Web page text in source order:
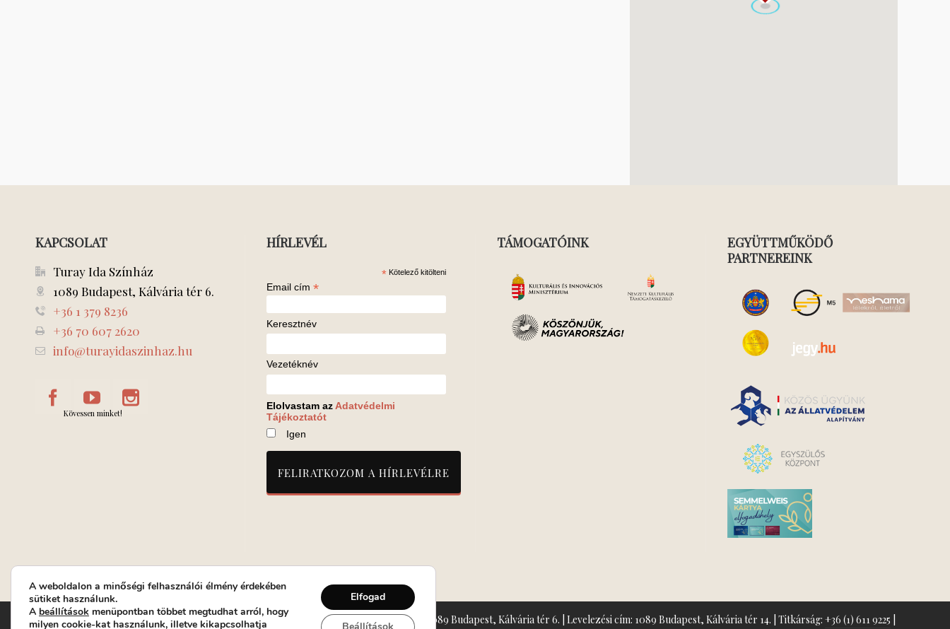
KAPCSOLAT
Turay Ida Színház
1089 Budapest, Kálvária tér 6.
+36 1 379 8236
+36 70 607 2620
info@turayidaszinhaz.hu
Kövessen minket!
HÍRLEVÉL
* Kötelező kitölteni
Email cím *
Keresztnév
Vezetéknév
Elolvastam azAdatvédelmi
Tájékoztatót
Igen
TÁMOGATÓINK
EGYÜTTMŰKÖDŐ
PARTNEREINK
Turay Ida Színház Közhasznú Nonprofit Kft. | Működési helyszín: Turay Ida Színház 1089 Budapest, Kálvária tér 6. | Levelezési cím: 1089 Budapest, Kálvária tér 14. | Titkárság: +36 (1) 611 9225
A weboldalon a minőségi felhasználói élmény érdekében
sütiket használunk.
A beállítások menüpontban többet megtudhat arról, hogy
milyen cookie-kat használunk, illetve kikapcsolhatja
Elfogad